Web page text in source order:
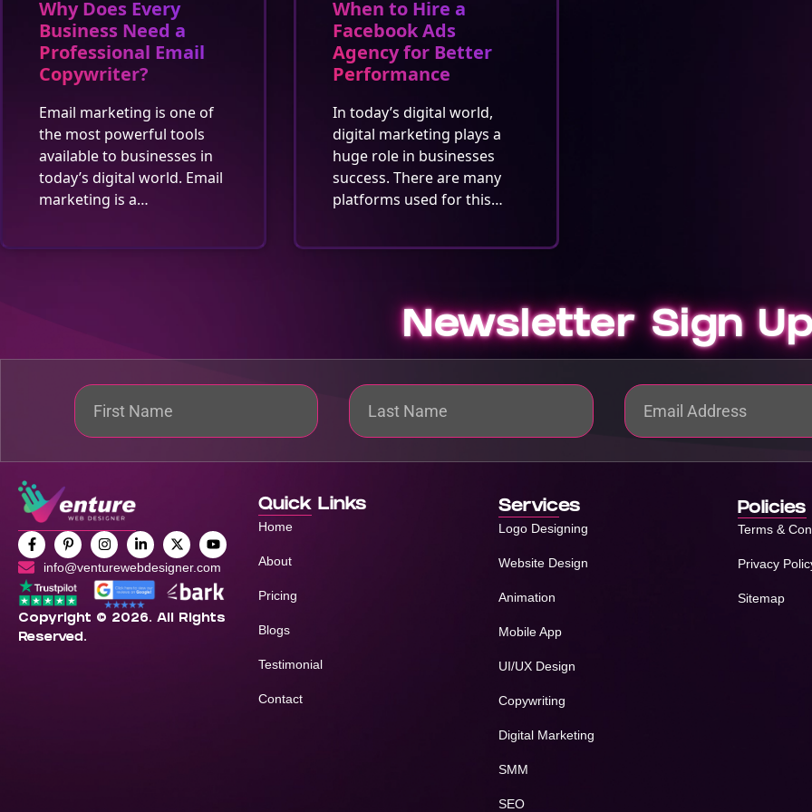
Why Does Every
Business Need a
Professional Email
Copywriter?
Email marketing is one of
the most powerful tools
available to businesses in
today’s digital world. Email
marketing is a…
When to Hire a
Facebook Ads
Agency for Better
Performance
In today’s digital world,
digital marketing plays a
huge role in businesses
success. There are many
platforms used for this…
Newsletter Sign
info@venturewebdesigner.com
Copyright © 2026. All Rights
Reserved.
Quick Links
Home
About
Pricing
Blogs
Testimonial
Contact
Services
Logo Designing
Website Design
Animation
Mobile App
UI/UX Design
Copywriting
Digital Marketing
SMM
SEO
Policies
Terms &
Privacy
Sitemap